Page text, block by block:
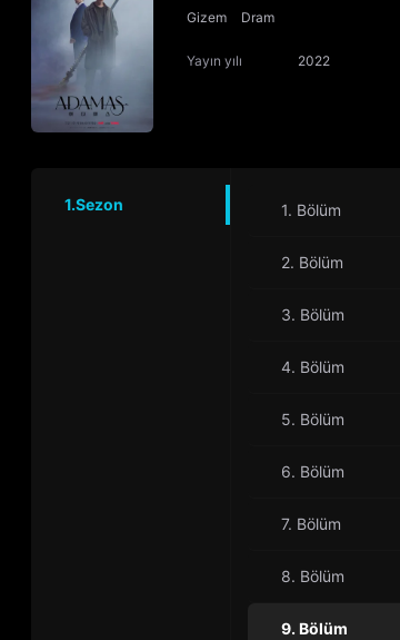
Gizem Dram
Yayın yılı 2022
1.Sezon 1. Bölüm
2. Bölüm
3. Bölüm
4. Bölüm
5. Bölüm
6. Bölüm
7. Bölüm
8. Bölüm
9. Bölüm